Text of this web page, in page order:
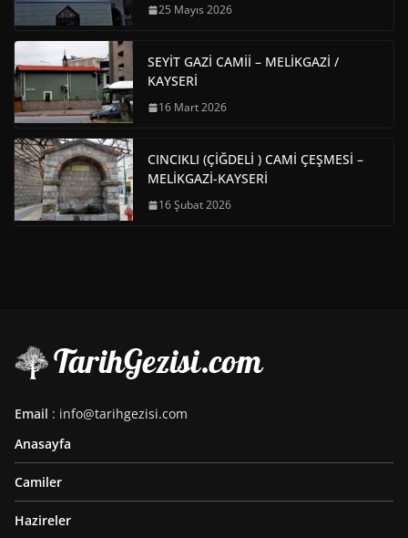
25 Mayıs 2026
SEYİT GAZİ CAMİİ – MELİKGAZİ /
KAYSERİ
16 Mart 2026
CINCIKLI (ÇİĞDELİ ) CAMİ ÇEŞMESİ –
MELİKGAZİ-KAYSERİ
16 Şubat 2026
Email : info@tarihgezisi.com
Anasayfa
Camiler
Hazireler